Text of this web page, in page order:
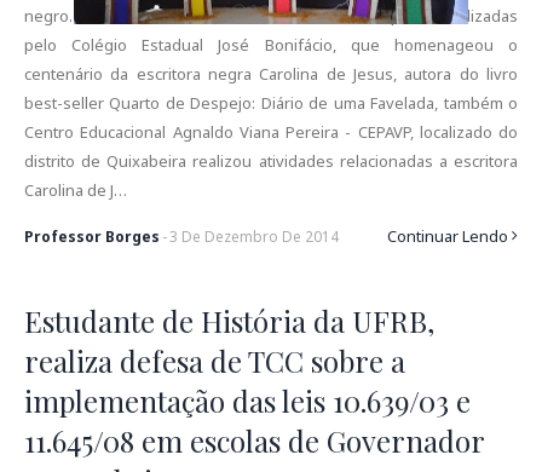
negro. Dentre essas atividades destacamos aquelas realizadas
pelo Colégio Estadual José Bonifácio, que homenageou o
centenário da escritora negra Carolina de Jesus, autora do livro
best-seller Quarto de Despejo: Diário de uma Favelada, também o
Centro Educacional Agnaldo Viana Pereira - CEPAVP, localizado do
distrito de Quixabeira realizou atividades relacionadas a escritora
Carolina de J…
Professor Borges -3 De Dezembro De 2014 Continuar Lendo
Estudante de História da UFRB,
realiza defesa de TCC sobre a
implementação das leis 10.639/03 e
11.645/08 em escolas de Governador